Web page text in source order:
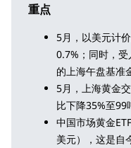
重点
5月，以美元计
0.7%；同时，
的上海午盘基准
5月，上海黄金
比下降35%至99
中国市场黄金
美元），这是自